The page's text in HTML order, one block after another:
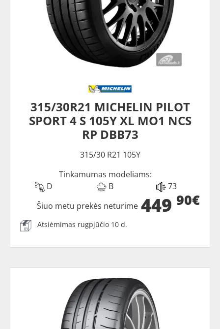
315/30R21 MICHELIN PILOT
SPORT 4 S 105Y XL MO1 NCS
RP DBB73
315/30 R21 105Y
Tinkamumas modeliams:
D
B 73
449 90€
Šiuo metu prekės neturime
Atsiėmimas rugpjūčio 10 d.